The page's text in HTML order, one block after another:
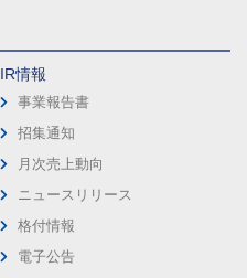
IR情報
事業報告書
招集通知
月次売上動向
ニュースリリース
格付情報
電子公告